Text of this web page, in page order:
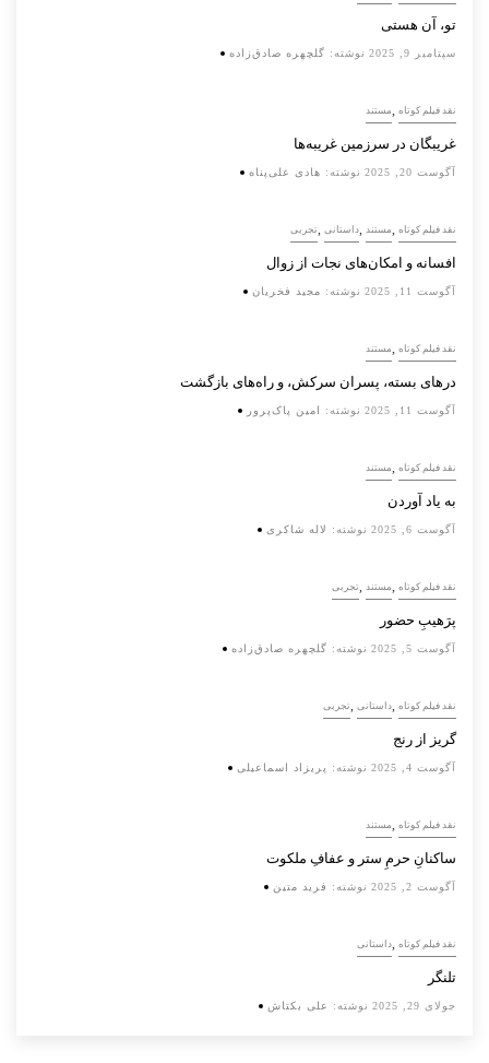
تو، آن هستی
نوشته: گلچهره صادق‌زاده سپتامبر 9, 2025
مستند, نقد فیلم کوتاه
غریبگان در سرزمین غریبه‌ها
نوشته: هادی علی‌پناه آگوست 20, 2025
تجربی, داستانی, مستند, نقد فیلم کوتاه
افسانه‌ و امکان‌های نجات از زوال
نوشته: مجید فخریان آگوست 11, 2025
مستند, نقد فیلم کوتاه
درهای بسته، پسران سرکش، و راه‌های بازگشت
نوشته: امین پاک‌پرور آگوست 11, 2025
مستند, نقد فیلم کوتاه
به یاد آوردن
نوشته: لاله شاکری آگوست 6, 2025
تجربی, مستند, نقد فیلم کوتاه
پرَهیب‌ِ حضور
نوشته: گلچهره صادق‌زاده آگوست 5, 2025
تجربی, داستانی, نقد فیلم کوتاه
گریز از رنج
نوشته: پریزاد اسماعیلی آگوست 4, 2025
مستند, نقد فیلم کوتاه
ساکنانِ حرمِ ستر و عفافِ ملکوت
نوشته: فرید متین آگوست 2, 2025
داستانی, نقد فیلم کوتاه
تلنگر
نوشته: علی بکتاش جولای 29, 2025